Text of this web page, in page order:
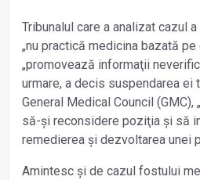
Tribunalul care a analizat cazul
„nu practică medicina bazată
„promovează informaţii
urmare, a decis suspendarea ei
General Medical Council (GMC),
să-și reconsidere poziţia și să
remedierea și dezvoltarea unei
Amintesc și de cazul fostului